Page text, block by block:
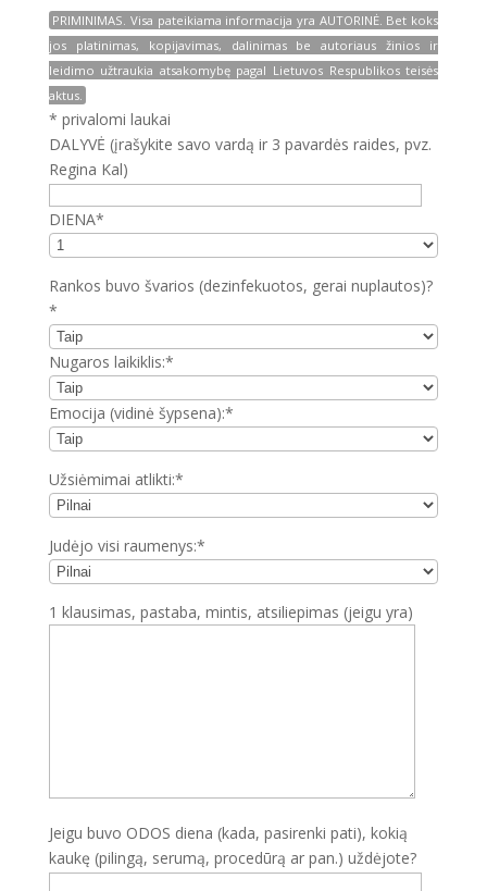
PRIMINIMAS. Visa pateikiama informacija yra AUTORINĖ. Bet koks
jos platinimas, kopijavimas, dalinimas be autoriaus žinios ir
leidimo užtraukia atsakomybę pagal Lietuvos Respublikos teisės
aktus.
* privalomi laukai
DALYVĖ (įrašykite savo vardą ir 3 pavardės raides, pvz.
Regina Kal)
DIENA*
Rankos buvo švarios (dezinfekuotos, gerai nuplautos)?
*
Nugaros laikiklis:*
Emocija (vidinė šypsena):*
Užsiėmimai atlikti:*
Judėjo visi raumenys:*
1 klausimas, pastaba, mintis, atsiliepimas (jeigu yra)
Jeigu buvo ODOS diena (kada, pasirenki pati), kokią
kaukę (pilingą, serumą, procedūrą ar pan.) uždėjote?